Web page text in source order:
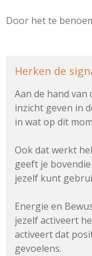
Door het te
Herken de
Aan de hand
inzicht geven in
in wat op dit
Ook dat werkt
geeft je
jezelf kunt
Energie en
jezelf activeert
activeert dat
gevoelens.